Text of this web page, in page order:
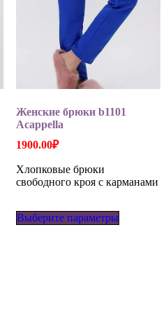
Женские брюки b1101
Acappella
1900.00₽
Хлопковые брюки
свободного кроя с карманами
Выберите параметры